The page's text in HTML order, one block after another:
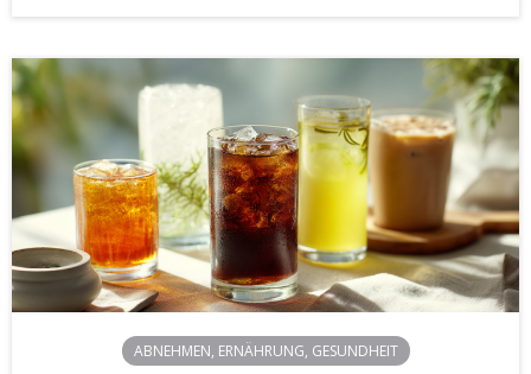
ABNEHMEN, ERNÄHRUNG, GESUNDHEIT